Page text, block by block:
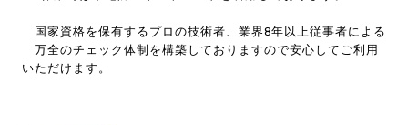
国家資格を保有するプロの技術者、業界8年以上従事者による
万全のチェック体制を構築しておりますので安心してご利用
いただけます。